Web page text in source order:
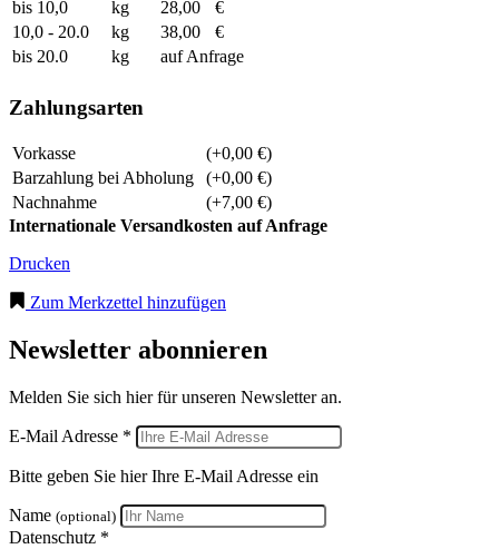
bis 10,0
kg 28,00
€
10,0 - 20.0
kg 38,00
€
bis 20.0
kg auf Anfrage
Zahlungsarten
Vorkasse
(+0,00 €)
Barzahlung bei Abholung
(+0,00 €)
Nachnahme
(+7,00 €)
Internationale Versandkosten auf Anfrage
Drucken
Zum Merkzettel hinzufügen
Newsletter abonnieren
Melden Sie sich hier für unseren Newsletter an.
E-Mail Adresse *
Bitte geben Sie hier Ihre E-Mail Adresse ein
Name (optional)
Datenschutz *